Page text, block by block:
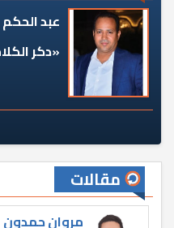
عبد الحكم
«دكر
مقالات
مروان حمدون